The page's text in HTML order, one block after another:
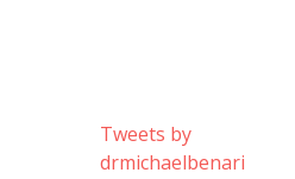
Tweets by
drmichaelbenari